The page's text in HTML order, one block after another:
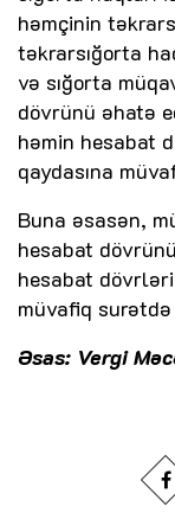
həmçinin
təkrarsığorta
və sığorta
dövrünü əhatə
həmin hesabat
qaydasına
Buna əsasən,
hesabat
hesabat dövrləri
müvafiq
Əsas: Vergi